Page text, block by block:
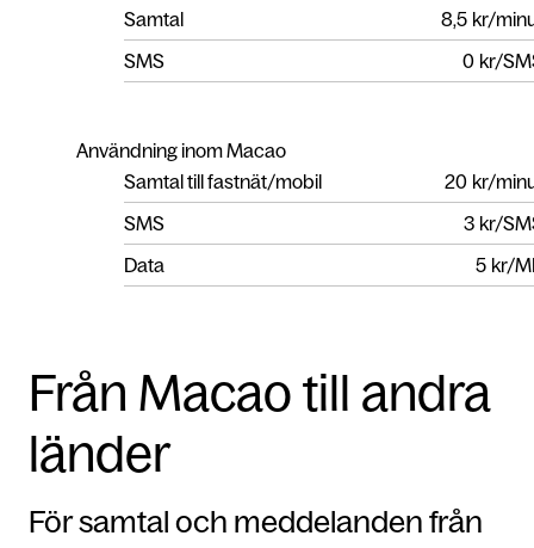
Samtal
8,5 kr/
SMS
0 kr/
Användning inom Macao
Samtal till fastnät/mobil
20 kr/
SMS
3 kr/
Data
5 kr/
Från Macao till andra
länder
För samtal och meddelanden från